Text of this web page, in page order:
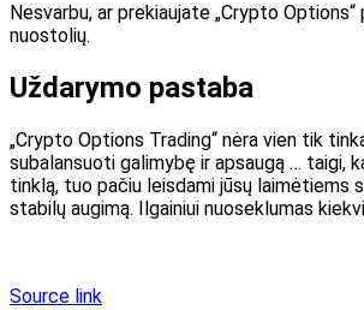
Nesvarbu, ar prekiaujate „Crypto
nuostolių.
Uždarymo pastaba
„Crypto Options Trading“ nėra vien tik
subalansuoti galimybę ir apsaugą … taigi,
tinklą, tuo pačiu leisdami jūsų laimėtiems
stabilų augimą. Ilgainiui nuoseklumas
Source link